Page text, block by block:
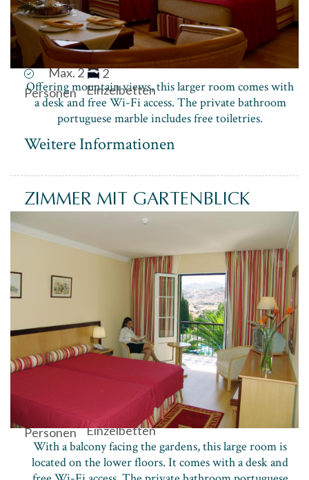
Max. 2
Personen
2
Einzelbetten
Offering mountain views, this larger room comes with
a desk and free Wi-Fi access. The private bathroom
portuguese marble includes free toiletries.
Weitere Informationen
ZIMMER MIT GARTENBLICK
Personen
Einzelbetten
With a balcony facing the gardens, this large room is
located on the lower floors. It comes with a desk and